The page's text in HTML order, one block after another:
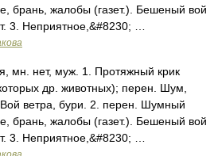
брань, жалобы (газет.). Бешеный вой
3. Неприятное,&#8230; …
мн. нет, муж. 1. Протяжный крик
др. животных); перен. Шум,
ветра, бури. 2. перен. Шумный
брань, жалобы (газет.). Бешеный вой
3. Неприятное,&#8230; …